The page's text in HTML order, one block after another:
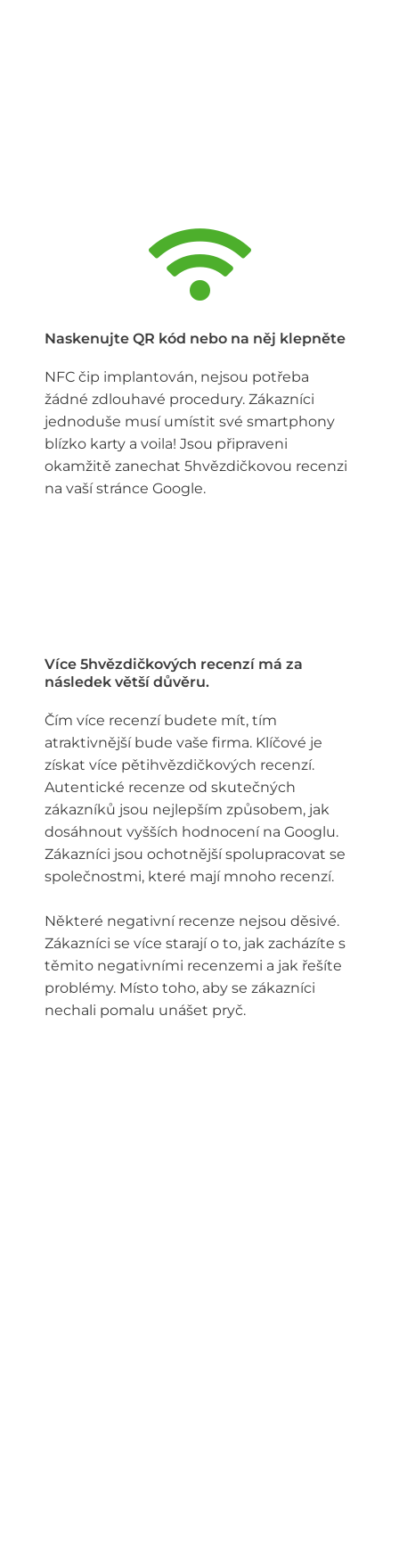
Naskenujte QR kód nebo na něj klepněte
NFC čip implantován, nejsou potřeba
žádné zdlouhavé procedury. Zákazníci
jednoduše musí umístit své smartphony
blízko karty a voila! Jsou připraveni
okamžitě zanechat 5hvězdičkovou recenzi
na vaší stránce Google.
Více 5hvězdičkových recenzí má za
následek větší důvěru.
Čím více recenzí budete mít, tím
atraktivnější bude vaše firma. Klíčové je
získat více pětihvězdičkových recenzí.
Autentické recenze od skutečných
zákazníků jsou nejlepším způsobem, jak
dosáhnout vyšších hodnocení na Googlu.
Zákazníci jsou ochotnější spolupracovat se
společnostmi, které mají mnoho recenzí.
Některé negativní recenze nejsou děsivé.
Zákazníci se více starají o to, jak zacházíte s
těmito negativními recenzemi a jak řešíte
problémy. Místo toho, aby se zákazníci
nechali pomalu unášet pryč.